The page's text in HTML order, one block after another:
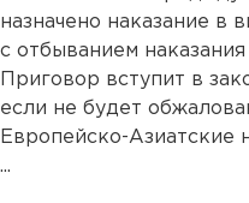
назначено наказание в
с отбыванием
Приговор вступит в
если не будет
Европейско-Азиатские
...